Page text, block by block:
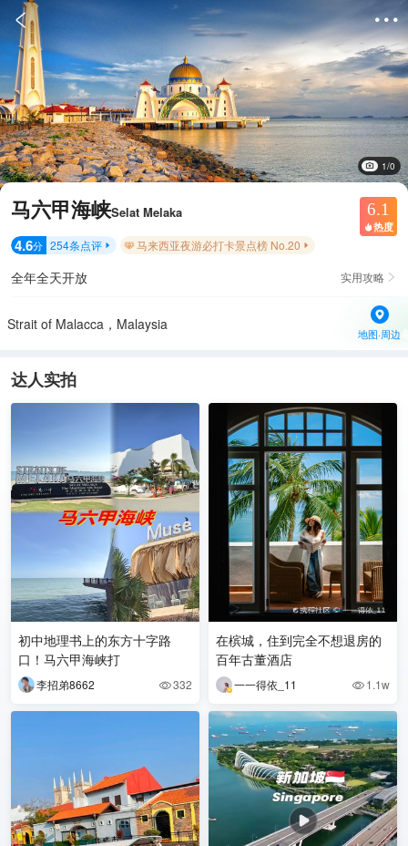
 
1/0
马六甲海峡Selat Melaka 6.1
 热度
4.6分 254条点评  马来西亚夜游必打卡景点榜 No.20 
全年全天开放 实用攻略 
Strait of Malacca，Malaysia
地图·周边
达人实拍
初中地理书上的东方十字路
口！马六甲海峡打
李招弟8662 332
在槟城，住到完全不想退房的
百年古董酒店
一一得依_11  1.1w